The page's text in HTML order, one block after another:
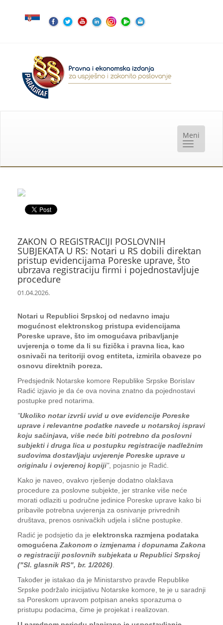
ZAKON O REGISTRACIJI POSLOVNIH
SUBJEKATA U RS: Notari u RS dobili direktan
pristup evidencijama Poreske uprave, što
ubrzava registraciju firmi i pojednostavljuje
procedure
01.04.2026.
Notari u Republici Srpskoj od nedavno imaju
mogućnost elektronskog pristupa evidencijama
Poreske uprave, što im omogućava pribavljanje
uvjerenja o tome da li su fizička i pravna lica, kao
osnivači na teritoriji ovog entiteta, izmirila obaveze po
osnovu direktnih poreza.
Predsjednik Notarske komore Republike Srpske Borislav
Radić izjavio je da će ova novina znatno da pojednostavi
postupke pred notarima.
"Ukoliko notar izvrši uvid u ove evidencije Poreske
uprave i relevantne podatke navede u notarskoj ispravi
koju sačinjava, više neće biti potrebno da poslovni
subjekti i druga lica u postupku registracije nadležnim
sudovima dostavljaju uvjerenje Poreske uprave u
originalu i ovjerenoj kopiji", pojasnio je Radić.
Kako je naveo, ovakvo rješenje dodatno olakšava
procedure za poslovne subjekte, jer stranke više neće
morati odlaziti u područne jedinice Poreske uprave kako bi
pribavile potrebna uvjerenja za osnivanje privrednih
društava, prenos osnivačkih udjela i slične postupke.
Radić je podsjetio da je elektronska razmjena podataka
omogućena Zakonom o izmjenama i dopunama Zakona
o registraciji poslovnih subjekata u Republici Srpskoj
("Sl. glasnik RS", br. 1/2026)
Također je istakao da je Ministarstvo pravde Republike
Srpske podržalo inicijativu Notarske komore, te je u saradnji
sa Poreskom upravom potpisan aneks sporazuma o
pristupu podacima, čime je projekat i realizovan.